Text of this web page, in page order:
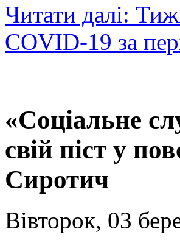
Читати далі:
COVID-19 за
«Соціальне
свій піст у
Сиротич
Вівторок, 03